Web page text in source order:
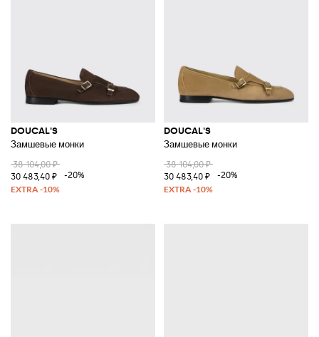
DOUCAL'S
Замшевые монки
38 104,00 ₽
30 483,40 ₽
-20%
DOUCAL'S
Замшевые монки
38 104,00 ₽
30 483,40 ₽
-20%